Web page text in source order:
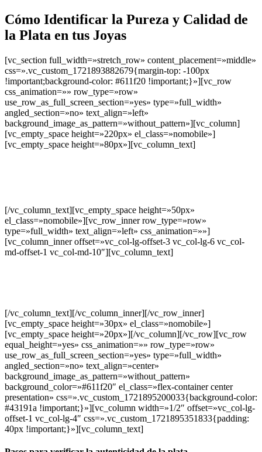
Cómo Identificar la Pureza y Calidad de
la Plata en tus Joyas
[vc_section full_width=»stretch_row» content_placement=»middle»
css=».vc_custom_1721893882679{margin-top: -100px
!important;background-color: #611f20 !important;}»][vc_row
css_animation=»» row_type=»row»
use_row_as_full_screen_section=»yes» type=»full_width»
angled_section=»no» text_align=»left»
background_image_as_pattern=»without_pattern»][vc_column]
[vc_empty_space height=»220px» el_class=»nomobile»]
[vc_empty_space height=»80px»][vc_column_text]
[/vc_column_text][vc_empty_space height=»50px»
el_class=»nomobile»][vc_row_inner row_type=»row»
type=»full_width» text_align=»left» css_animation=»»]
[vc_column_inner offset=»vc_col-lg-offset-3 vc_col-lg-6 vc_col-
md-offset-1 vc_col-md-10″][vc_column_text]
[/vc_column_text][/vc_column_inner][/vc_row_inner]
[vc_empty_space height=»30px» el_class=»nomobile»]
[vc_empty_space height=»20px»][/vc_column][/vc_row][vc_row
equal_height=»yes» css_animation=»» row_type=»row»
use_row_as_full_screen_section=»yes» type=»full_width»
angled_section=»no» text_align=»center»
background_image_as_pattern=»without_pattern»
background_color=»#611f20″ el_class=»flex-container center
presentation» css=».vc_custom_1721895200033{background-color:
#43191a !important;}»][vc_column width=»1/2″ offset=»vc_col-lg-
offset-1 vc_col-lg-4″ css=».vc_custom_1721895351833{padding:
40px !important;}»][vc_column_text]